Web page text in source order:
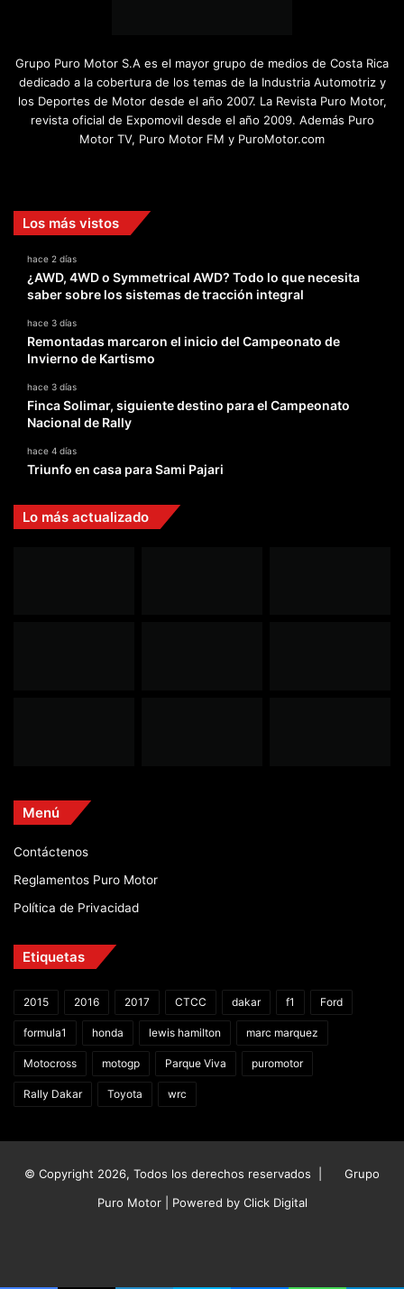
Grupo Puro Motor S.A es el mayor grupo de medios de Costa Rica
dedicado a la cobertura de los temas de la Industria Automotriz y
los Deportes de Motor desde el año 2007. La Revista Puro Motor,
revista oficial de Expomovil desde el año 2009. Además Puro
Motor TV, Puro Motor FM y PuroMotor.com
Los más vistos
hace 2 días
¿AWD, 4WD o Symmetrical AWD? Todo lo que necesita
saber sobre los sistemas de tracción integral
hace 3 días
Remontadas marcaron el inicio del Campeonato de
Invierno de Kartismo
hace 3 días
Finca Solimar, siguiente destino para el Campeonato
Nacional de Rally
hace 4 días
Triunfo en casa para Sami Pajari
Lo más actualizado
Menú
Contáctenos
Reglamentos Puro Motor
Política de Privacidad
Etiquetas
2015 2016 2017 CTCC dakar f1 Ford
formula1 honda lewis hamilton marc marquez
Motocross motogp Parque Viva puromotor
Rally Dakar Toyota wrc
© Copyright 2026, Todos los derechos reservados |
Grupo
Puro Motor | Powered by Click Digital